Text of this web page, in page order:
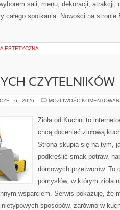
sali, menu, dekoracji, atrakcji,
całego spotkania. Nowości na
ESTETYCZNA
CZYTELNIKÓW
CZE - 6 - 2026 MOŻLIWOŚĆ
Zioła od Kuchni to
chcą doceniać ziołową
Strona skupia się na tym,
podkreślić smak potraw,
domowych przetworów. To
pomysłów, w którym zioła
wsparciem. Serwis pokazuje, że
sposobów, zarówno w